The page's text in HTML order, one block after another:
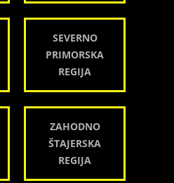
SEVERNO
PRIMORSKA
REGIJA
ZAHODNO
ŠTAJERSKA
REGIJA